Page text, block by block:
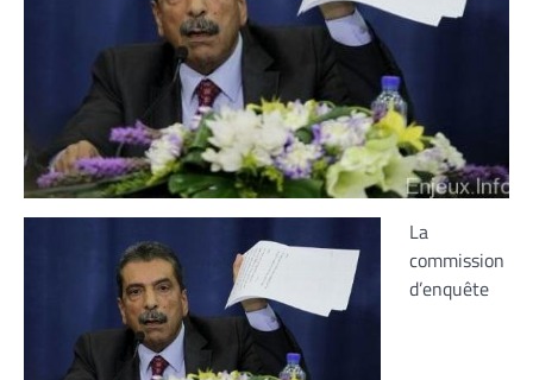
La
commission
d’enquête